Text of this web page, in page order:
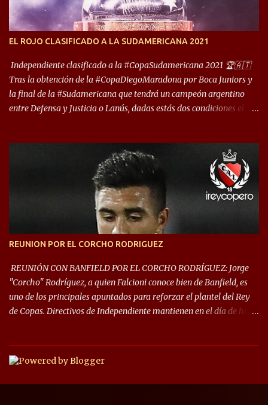
años. Dock Sud es otro de los que comparten esas tierras, aunque el
foco de atención es la convivencia Independiente - Racing. “No
encuentro, más allá de Capital Federal, una ciudad que
deporte”, afirmó Facundo Moyano. “Creo que Avellaneda...
EL ROJO CLASIFICADO A LA SUDAMERICANA 2021
Independiente clasificado a la #CopaSudamericana 2021 🏆🇦🇹
Tras la obtención de la #CopaDiegoMaradona por Boca Juniors y
la final de la #Sudamericana que tendrá un campeón argentino
entre Defensa y Justicia o Lanús, dadas estás dos condiciones el
que iniciará en fase de grupos con 6 partidos, de los cuales sólo los
primeros de cada grupo jugarán los 8vos. con los 3ros. mejores de
las fases de grupos de la #CopaLibertadores 2021. ¡Este año hay
noche de Copas Rey! ⚽🇦🇹👑🏆.
REUNION POR EL CORCHO RODRIGUEZ
REUNIÓN CON BANFIELD POR EL CORCHO RODRÍGUEZ: Jorge
"Corcho" Rodríguez, a quien Falcioni conoce bien de Banfield, es
uno de los principales apuntados para reforzar el plantel del Rey
de Copas. Directivos de Independiente mantienen en el día de hoy
préstamo con opción de compra pero, por lo que se sabe, Banfield
busca vender al menos el 50% del pase por una cifra cercana a los
1,5 millones de dólares. El volante central titular del Banfield y